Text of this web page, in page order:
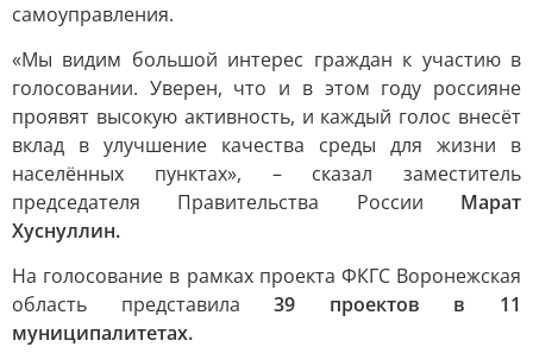
самоуправления.
«Мы видим большой интерес граждан к участию в
голосовании. Уверен, что и в этом году россияне
проявят высокую активность, и каждый голос внесёт
вклад в улучшение качества среды для жизни в
населённых пунктах», – сказал заместитель
председателя Правительства России Марат
Хуснуллин.
На голосование в рамках проекта ФКГС Воронежская
область представила39 проектов в 11
муниципалитетах.